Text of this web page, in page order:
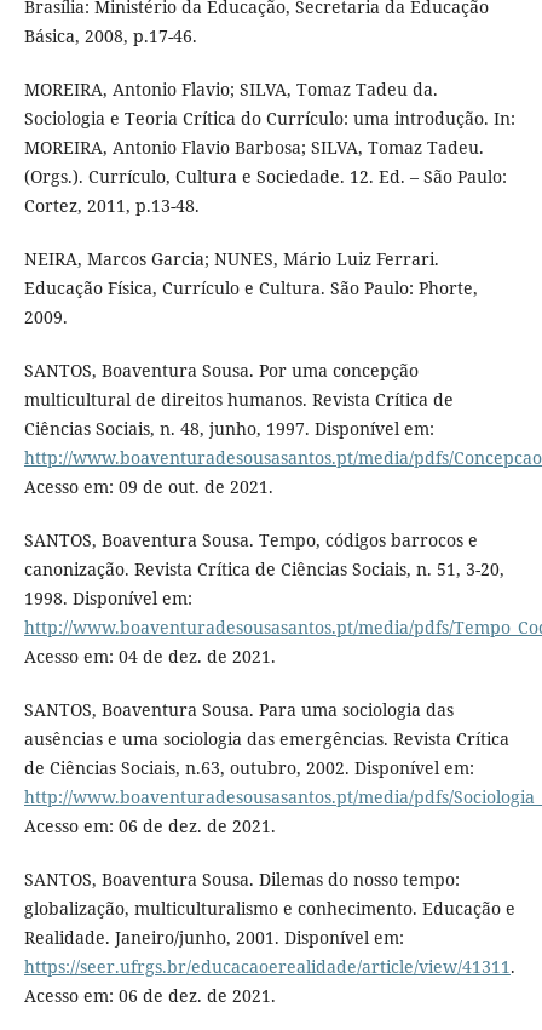
Brasília: Ministério da Educação, Secretaria da Educação
Básica, 2008, p.17-46.
MOREIRA, Antonio Flavio; SILVA, Tomaz Tadeu da.
Sociologia e Teoria Crítica do Currículo: uma introdução. In:
MOREIRA, Antonio Flavio Barbosa; SILVA, Tomaz Tadeu.
(Orgs.). Currículo, Cultura e Sociedade. 12. Ed. – São Paulo:
Cortez, 2011, p.13-48.
NEIRA, Marcos Garcia; NUNES, Mário Luiz Ferrari.
Educação Física, Currículo e Cultura. São Paulo: Phorte,
2009.
SANTOS, Boaventura Sousa. Por uma concepção
multicultural de direitos humanos. Revista Crítica de
Ciências Sociais, n. 48, junho, 1997. Disponível em:
http://www.boaventuradesousasantos.pt/media/pdfs/
Acesso em: 09 de out. de 2021.
SANTOS, Boaventura Sousa. Tempo, códigos barrocos e
canonização. Revista Crítica de Ciências Sociais, n. 51, 3-20,
1998. Disponível em:
http://www.boaventuradesousasantos.pt/media/pdfs/
Acesso em: 04 de dez. de 2021.
SANTOS, Boaventura Sousa. Para uma sociologia das
ausências e uma sociologia das emergências. Revista Crítica
de Ciências Sociais, n.63, outubro, 2002. Disponível em:
http://www.boaventuradesousasantos.pt/media/pdfs/
Acesso em: 06 de dez. de 2021.
SANTOS, Boaventura Sousa. Dilemas do nosso tempo:
globalização, multiculturalismo e conhecimento. Educação e
Realidade. Janeiro/junho, 2001. Disponível em:
https://seer.ufrgs.br/educacaoerealidade/article/view/41311.
Acesso em: 06 de dez. de 2021.